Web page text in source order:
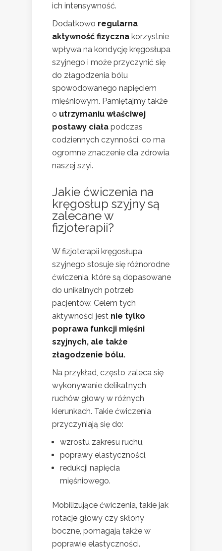
ich intensywność.
Dodatkowo regularna
aktywność fizyczna korzystnie
wpływa na kondycję kręgosłupa
szyjnego i może przyczynić się
do złagodzenia bólu
spowodowanego napięciem
mięśniowym. Pamiętajmy także
o utrzymaniu właściwej
postawy ciała podczas
codziennych czynności, co ma
ogromne znaczenie dla zdrowia
naszej szyi.
Jakie ćwiczenia na
kręgosłup szyjny są
zalecane w
fizjoterapii?
W fizjoterapii kręgosłupa
szyjnego stosuje się różnorodne
ćwiczenia, które są dopasowane
do unikalnych potrzeb
pacjentów. Celem tych
aktywności jest nie tylko
poprawa funkcji mięśni
szyjnych, ale także
złagodzenie bólu.
Na przykład, często zaleca się
wykonywanie delikatnych
ruchów głowy w różnych
kierunkach. Takie ćwiczenia
przyczyniają się do:
wzrostu zakresu ruchu,
poprawy elastyczności,
redukcji napięcia
mięśniowego.
Mobilizujące ćwiczenia, takie jak
rotacje głowy czy skłony
boczne, pomagają także w
poprawie elastyczności.